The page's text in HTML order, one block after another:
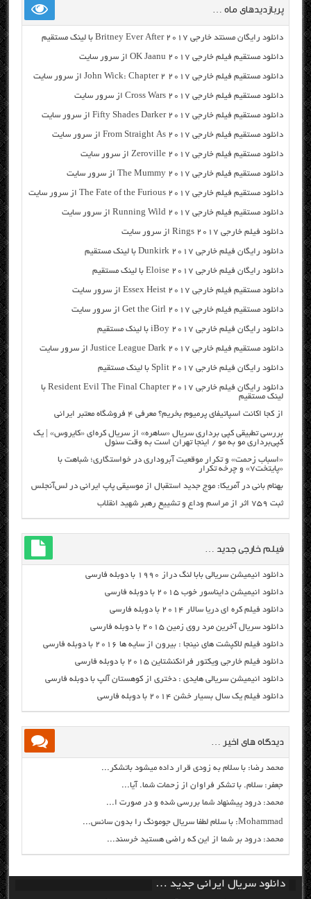
پربازدیدهای ماه …
دانلود رایگان مسنتد خارجی Britney Ever After 2017 با لینک مستقیم
دانلود مستقیم فیلم خارجی OK Jaanu 2017 از سرور سایت
دانلود مستقیم فیلم خارجی John Wick: Chapter 2 2017 از سرور سایت
دانلود مستقیم فیلم خارجی Cross Wars 2017 از سرور سایت
دانلود مستقیم فیلم خارجی Fifty Shades Darker 2017 از سرور سایت
دانلود مستقیم فیلم خارجی From Straight As 2017 از سرور سایت
دانلود مستقیم فیلم خارجی Zeroville 2017 از سرور سایت
دانلود مستقیم فیلم خارجی The Mummy 2017 از سرور سایت
دانلود مستقیم فیلم خارجی The Fate of the Furious 2017 از سرور سایت
دانلود مستقیم فیلم خارجی Running Wild 2017 از سرور سایت
دانلود فیلم خارجی Rings 2017 از سرور سایت
دانلود رایگان فیلم خارجی Dunkirk 2017 با لینک مستقیم
دانلود رایگان فیلم خارجی Eloise 2017 با لینک مستقیم
دانلود مستقیم فیلم خارجی Essex Heist 2017 از سرور سایت
دانلود مستقیم فیلم خارجی Get the Girl 2017 از سرور سایت
دانلود رایگان فیلم خارجی iBoy 2017 با لینک مستقیم
دانلود مستقیم فیلم خارجی Justice League Dark 2017 از سرور سایت
دانلود رایگان فیلم خارجی Split 2017 با لینک مستقیم
دانلود رایگان فیلم خارجی Resident Evil The Final Chapter 2017 با
لینک مستقیم
از کجا اکانت اسپاتیفای پرمیوم بخریم؟ معرفی ۴ فروشگاه معتبر ایرانی
بررسی تطبیقی کپی برداری سریال «ساهره» از سریال کره‌ای «کایروس» | یک
کپی‌برداری مو به مو / اینجا تهران است به وقت سئول
«اسباب زحمت» و تکرار موقعیت آبروداری در خواستگاری؛ شباهت با
«پایتخت۷» و چرخه تکرار
بهنام بانی در آمریکا: موج جدید استقبال از موسیقی پاپ ایرانی در لس‌آنجلس
ثبت ۷۵۹ اثر از مراسم وداع و تشییع رهبر شهید انقلاب
فیلم خارجی جدید …
دانلود انیمیشن سریالی بابا لنگ دراز ۱۹۹۰ با دوبله فارسی
دانلود انیمیشن دایناسور خوب ۲۰۱۵ با دوبله فارسی
دانلود فیلم کره ای دریا سالار ۲۰۱۴ با دوبله فارسی
دانلود سریال آخرین مرد روی زمین ۲۰۱۵ با دوبله فارسی
دانلود فیلم لاکپشت های نینجا : بیرون از سایه ها ۲۰۱۶ با دوبله فارسی
دانلود فیلم خارجی ویکتور فرانکنشتاین ۲۰۱۵ با دوبله فارسی
دانلود انیمیشن سریالی هایدی : دختری از کوهستان آلپ با دوبله فارسی
دانلود فیلم یک سال بسیار خشن ۲۰۱۴ با دوبله فارسی
دیدگاه های اخیر …
محمد رضا: با سلام به زودی قرار داده میشود باتشکر...
جعفر: سلام. با تشکر فراوان از زحمات شما. آیا...
محمد: درود پیشنهاد شما بررسی شده و در صورت ا...
Mohammad: با سلام لطفا سریال جومونگ را بدون سانس...
محمد: درود بر شما از این که راضی هستید خرسند...
دانلود سریال ایرانی جدید …